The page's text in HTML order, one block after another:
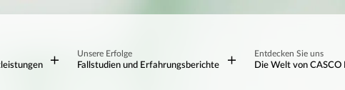
Unsere Erfolge
Fallstudien und Erfahrungsberichte
Entdecken Sie uns
Die Welt von CASCO